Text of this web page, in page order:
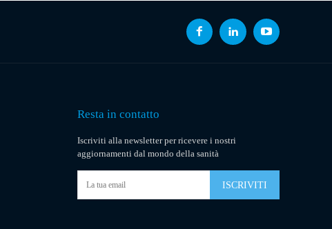
Resta in contatto
Iscriviti alla newsletter per ricevere i nostri
aggiornamenti dal mondo della sanità
ISCRIVITI